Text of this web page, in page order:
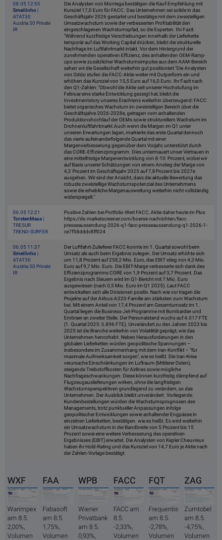
08.05 12:55
Smeilinho |
ATAT30
Austria 30 Private
IR
Die Analysten von Montega bestätigen die Kauf-Empfehlung mit
Kursziel 17,0 Euro für FACC. Das Unternehmen sei solide in das
Geschäftsjahr 2026 gestartet und bestätige mit dem zweistelligen
Umsatzwachstum sowie der verbesserten Profitabilität den
eingeschlagenen Wachstumspfad, so die Experten. Ihr Fazit:
"Während kurzfristige Verschiebungen innerhalb der Lieferkette
temporär auf das Working Capital drücken, bleibt die strukturelle
Nachfrage im Luftfahrtmarkt intakt. Vor dem Hintergrund der
zunehmenden operativen Effizienz, des anhaltenden OEM-Ramp-
ups sowie zusätzlicher Wachstumsimpulse aus dem AAM-Bereich
sehen wir die Gesellschaft weiterhin gut positioniert."Die Analysten
von Oddo stufen die FACC-Aktie weiter mit Outperform ein und
erhöhen das Kursziel von 15,5 Euro auf 16,0 Euro. Ihr Fazit nach
den Q1-Zahlen: "Obwohl die Aktie seit unserer Hochstufung im
Februar eine starke Entwicklung gezeigt hat, bleibt die
Investmentstory unseres Erachtens weiterhin überzeugend: FACC
bietet organisches Wachstum im zweistelligen Bereich über die
Geschäftsjahre 2026-2028e, getragen vom anhaltenden
Produktionshochlauf der OEMs sowie strukturellem Wachstum im
Drohnenluftfahrtmarkt.Auch wenn die Margen im Q1 unter
unseren Erwartungen lagen, markierte das erste Quartal dennoch
das vierte aufeinanderfolgende Quartal mit einer
Margenverbesserung gegenüber dem Vorjahr, unterstützt durch
das CORE‑Effizienzprogramm. Dies untermauert unser Vertrauen in
eine mittelfristige Margenentwicklung von 8-10 Prozent, wobei wir
auf Basis unserer Schätzungen von einem Anstieg der Marge von
4,3 Prozent im Geschäftsjahr 2025 auf 7,8 Prozent bis 2027e
ausgehen. Wir sind der Ansicht, dass die aktuelle Bewertung das
robuste zweistellige Wachstumspotenzial des Unternehmens
sowie die erhebliche Margenausweitung weiterhin nicht vollständig
widerspiegelt."
06.05 12:21
TorstenMaus |
TRESUR
TREND-SURFER
Positive Zahlen bei Portfolio-Wert FACC, Aktie daher heute im Plus
https://de.marketscreener.com/boerse-nachrichten/facc-
presseaussendung-2026-q1-facc-presseaussendung-q1-2026-1-
ce7f58dddc8ff024
06.05 11:37
Smeilinho |
ATAT30
Austria 30 Private
IR
Der Luftfahrt-Zulieferer FACC konnte im 1. Quartal sowohl beim
Umsatz als auch beim Ergebnis zulegen. Der Umsatz erhöhte sich
um 11,8 Prozent auf 258,2 Mio. Euro, das EBIT stieg von 4,3 Mio.
Euro auf 9,7 Mio. Euro. Die EBIT-Marge verbesserte sich dank des
Effizienzprogramms CORE von 1,9 Prozent auf 3,7 Prozent. Das
Ergebnis nach Steuern wird im Q1-Bericht mit 7 Mio. Euro
ausgewiesen (nach 0,5 Mio. Euro im Q1 2025). Laut FACC
entwickelten sich alle Divisionen positiv. Nach wie vor tragen die
Projekte auf der Airbus-A320-Familie am stärksten zum Wachstum
bei. Mit einem Anteil von 17,4 Prozent am Gesamtumsatz im 1.
Quartal liegen die Business-Jet-Programme mit Bombardier und
Embraer an zweiter Stelle. Der Personalstand wuchs auf 4.017 FTE
(1. Quartal 2025: 3.896 FTE). Unverändert zu den Jahren 2023 bis
2025 ist die Branche weiterhin von Volatilität geprägt, wie das
Unternehmen hervorhebt. Neben Herausforderungen in den
globalen Lieferketten würden geopolitische Spannungen –
insbesondere im Zusammenhang mit dem Iran-Konflikt – "für
maximale Aufmerksamkeit sorgen", wie es heißt. Die Iran-Krise
verursache Einschränkungen im Luftraum (Mittlerer Osten),
steigende Treibstoffkosten für Airlines sowie mögliche
Nachfrageschwankungen. Diese können kurzfristig dämpfend auf
Flugzeugauslieferungen wirken, ohne die langfristigen
Wachstumsperspektiven grundlegend zu verändern, so das
Unternehmen. Der Ausblick bleibt unverändert: Vorliegende
Kundenbestellungen würden die Wachstumsprognosen des
Managements, trotz punktueller Anpassungen infolge
geopolitischer Entwicklungen sowie anhaltender Engpässe in
einzelnen Lieferketten, bestätigen. wie es heißt. Es wird weiterhin
ein Umsatzwachstum in der Bandbreite von 5 Prozent bis 15
Prozent sowie eine weitere Verbesserung des operativen
Ergebnisses (EBIT) erwartet. Die Analysten von Kepler Cheuvreux
haben ihr Hold-Rating und das Kursziel von 14,7 Euro je Aktie nach
der Zahlen-Vorlage bestätigt.
WXF
Warimpex
am 8.5.
2,00%,
Volumen
FAA
Fabasoft
am 8.5.
1,75%,
Volumen
WPB
Wiener
Privatbank
am 8.5.
0,93%,
FACC
FACC am
8.5.
-2,33%,
Volumen
FQT
Frequentis
am 8.5.
-2,78%,
Volumen
ZAG
Zumtobel
am 8.5.
-4,75%,
Volumen